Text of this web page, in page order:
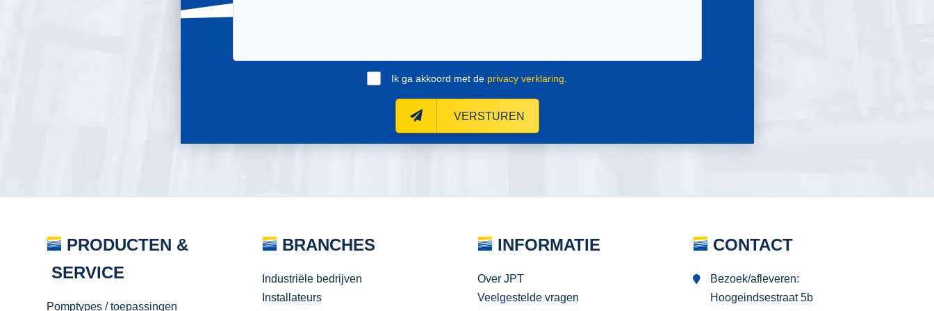
Ik ga akkoord met de privacy verklaring.
VERSTUREN
PRODUCTEN &
SERVICE
Pomptypes / toepassingen
BRANCHES
Industriële bedrijven
Installateurs
INFORMATIE
Over JPT
Veelgestelde vragen
CONTACT
Bezoek/afleveren:
Hoogeindsestraat 5b